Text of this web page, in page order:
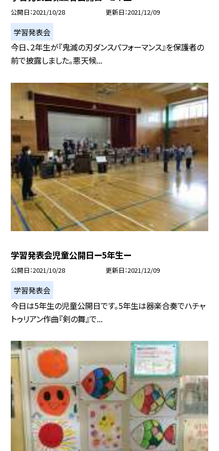
公開日 2021/10/28 更新日 2021/12/09
学習発表会
今日、2年生が『鬼滅の刃ダンスパフォーマンス』を保護者の
前で披露しました。悪天候...
学習発表会児童公開日ー5年生ー
公開日 2021/10/28 更新日 2021/12/09
学習発表会
今日は5年生の児童公開日です。5年生は器楽合奏でハチャ
トゥリアン作曲『剣の舞』で...